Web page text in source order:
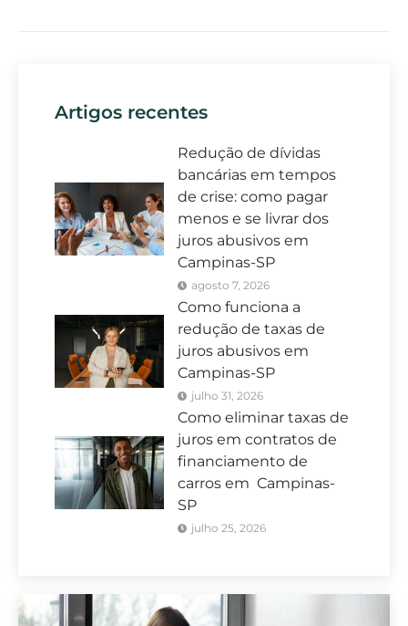
Artigos recentes
Redução de dívidas
bancárias em tempos
de crise: como pagar
menos e se livrar dos
juros abusivos em
Campinas-SP
agosto 7, 2026
Como funciona a
redução de taxas de
juros abusivos em
Campinas-SP
julho 31, 2026
Como eliminar taxas de
juros em contratos de
financiamento de
carros em Campinas-
SP
julho 25, 2026